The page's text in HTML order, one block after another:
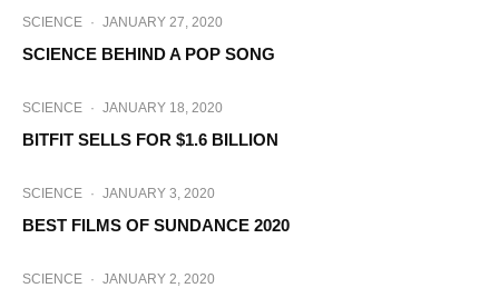
SCIENCE · JANUARY 27, 2020
SCIENCE BEHIND A POP SONG
SCIENCE · JANUARY 18, 2020
BITFIT SELLS FOR $1.6 BILLION
SCIENCE · JANUARY 3, 2020
BEST FILMS OF SUNDANCE 2020
SCIENCE · JANUARY 2, 2020